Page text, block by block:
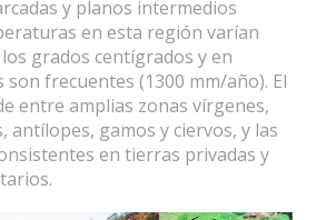
y planos intermedios
en esta región varían
grados centígrados y en
son frecuentes (1300 mm/año). El
entre amplias zonas vírgenes,
antílopes, gamos y ciervos, y las
en tierras privadas y